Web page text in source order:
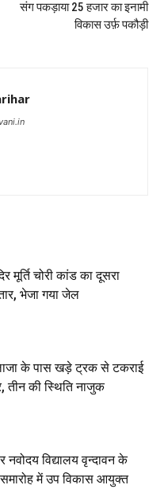
संग पकड़ाया 25 हजार का इनामी
विकास उर्फ़ पकौड़ी
मूर्ति चोरी कांड का दूसरा
भेजा गया जेल
के पास खड़े ट्रक से टकराई
तीन की स्थिति नाजुक
नवोदय विद्यालय वृन्दावन के
में उप विकास आयुक्त